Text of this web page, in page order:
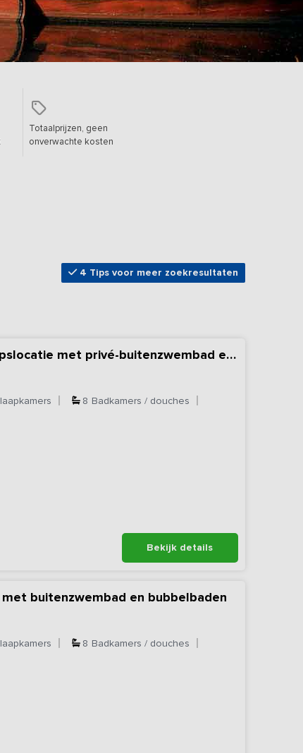
Totaalprijzen, geen
onverwachte kosten
4 Tips voor meer zoekresultaten
Nieuw - Zakelijke groepslocatie met privé-buitenzwembad en bubbelbaden
8 Badkamers / douches
Bekijk details
buitenzwembad en bubbelbaden
8 Badkamers / douches